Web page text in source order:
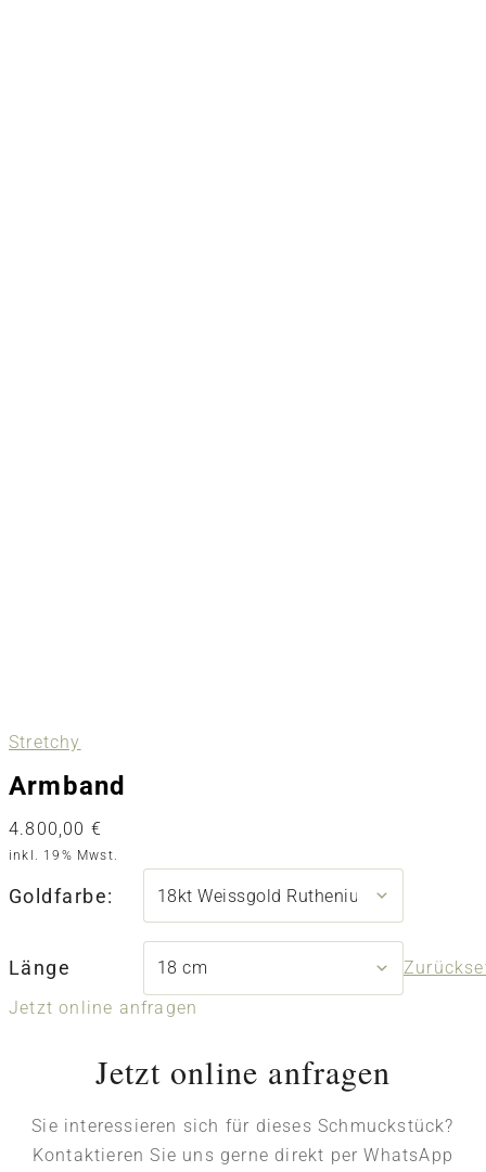
Stretchy
Armband
4.800,00 €
inkl. 19% Mwst.
Goldfarbe:
Länge
Jetzt online anfragen
Jetzt online anfragen
Sie interessieren sich für dieses Schmuckstück?
Kontaktieren Sie uns gerne direkt per WhatsApp